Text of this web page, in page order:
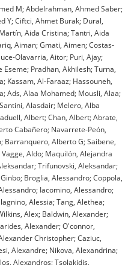
M; Abdelrahman, Ahmed Saber;
Y; Ciftci, Ahmet Burak; Dural,
Aida Cristina; Tantri, Aida
Aiman; Gmati, Aimen; Costas-
Olavarria, Aitor; Puri, Ajay;
Pradhan, Akhilesh; Turna,
Kassam, Al-Faraaz; Hassouneh,
Ads, Alaa Mohamed; Mousli, Alaa;
Alasdair; Melero, Alba
Albert; Chan, Albert; Abrate,
Cabañero; Navarrete-Peón,
Alberto G; Saibene,
Aldo; Maquilón, Alejandra
Trifunovski, Aleksandar;
Broglia, Alessandro; Coppola,
Iacomino, Alessandro;
Alessia; Tang, Alethea;
Alex; Baldwin, Alexander;
Alexander; O'connor,
Christopher; Caziuc,
Alexandre; Nikova, Alexandrina;
Alexandros; Tsolakidis,